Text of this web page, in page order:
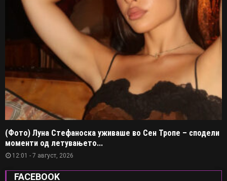
(Фото) Луна Стефаноска уживаше во Сен Тропе – сподели
моменти од летувањето...
12:01 - 7 август, 2026
FACEBOOK